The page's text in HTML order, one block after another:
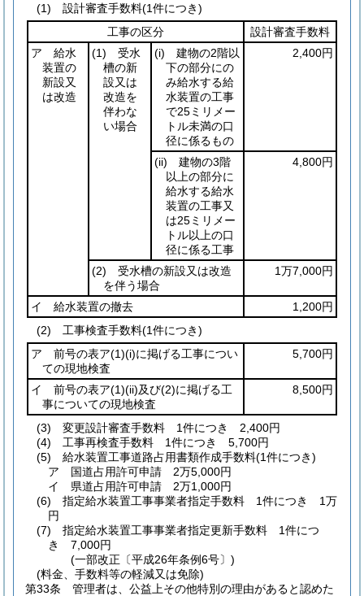
(1) 設計審査手数料(1件につき)
工事の区分
設計審査手数料
ア 給水
装置の
新設又
は改造
(1) 受水
槽の新
設又は
改造を
伴わな
い場合
(i) 建物の2階以
下の部分にの
み給水する給
水装置の工事
で25ミリメー
トル未満の口
径に係るもの
2,400円
(ii) 建物の3階
以上の部分に
給水する給水
装置の工事又
は25ミリメー
トル以上の口
径に係る工事
4,800円
(2) 受水槽の新設又は改造
を伴う場合
1万7,000円
イ 給水装置の撤去
1,200円
(2)
工事検査手数料(1件につき)
ア 前号の表ア(1)(i)に掲げる工事につい
ての現地検査
5,700円
イ 前号の表ア(1)(ii)及び(2)に掲げる工
事についての現地検査
8,500円
(3)
変更設計審査手数料 1件につき 2,400円
(4)
工事再検査手数料 1件につき 5,700円
(5)
給水装置工事道路占用書類作成手数料(1件につき)
ア
国道占用許可申請 2万5,000円
イ
県道占用許可申請 2万1,000円
(6)
指定給水装置工事事業者指定手数料 1件につき 1万
円
(7)
指定給水装置工事事業者指定更新手数料 1件につ
き 7,000円
(一部改正〔平成26年条例6号〕)
(料金、手数料等の軽減又は免除)
第33条
管理者は、公益上その他特別の理由があると認めた